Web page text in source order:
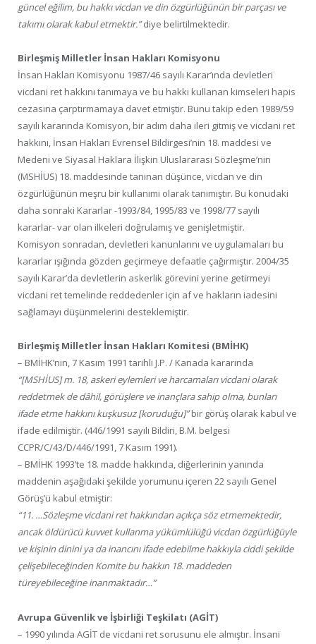
güncel eğilim, bu hakkı vicdan ve din özgürlüğünün bir parçası ve
takımı olarak kabul etmektir.”diye belirtilmektedir.
Birleşmiş Milletler İnsan Hakları Komisyonu
İnsan Hakları Komisyonu 1987/46 sayılı Karar’ında devletleri
vicdani ret hakkını tanımaya ve bu hakkı kullanan kimseleri hapis
cezasına çarptırmamaya davet etmiştir. Bunu takip eden 1989/59
sayılı kararında Komisyon, bir adım daha ileri gitmiş ve vicdani ret
hakkını, İnsan Hakları Evrensel Bildirgesi’nin 18. maddesi ve
Medeni ve Siyasal Haklara İlişkin Uluslararası Sözleşme’nin
(MSHİUS) 18. maddesinde tanınan düşünce, vicdan ve din
özgürlüğünün meşru bir kullanımı olarak tanımıştır. Bu konudaki
daha sonraki Kararlar -1993/84, 1995/83 ve 1998/77 sayılı
kararlar- var olan ilkeleri doğrulamış ve genişletmiştir.
Komisyon sonradan, devletleri kanunlarını ve uygulamaları bu
kararlar ışığında gözden geçirmeye defaatle çağırmıştır. 2004/35
sayılı Karar’da devletlerin askerlik görevini yerine getirmeyi
vicdani ret temelinde reddedenler için af ve hakların iadesini
sağlamayı düşünmelerini desteklemiştir.
Birleşmiş Milletler İnsan Hakları Komitesi (BMİHK)
– BMİHK’nın, 7 Kasım 1991 tarihli J.P. / Kanada kararında
“[MSHİUS] m. 18, askeri eylemleri ve harcamaları vicdani olarak
reddetmek de dâhil, görüşlere ve inançlara sahip olma, bunları
ifade etme hakkını kuşkusuz [koruduğu]”bir görüş olarak kabul ve
ifade edilmiştir. (446/1991 sayılı Bildiri, B.M. belgesi
CCPR/C/43/D/446/1991, 7 Kasım 1991).
– BMİHK 1993’te 18. madde hakkında, diğerlerinin yanında
maddenin aşağıdaki şekilde yorumunu içeren 22 sayılı Genel
Görüş’ü kabul etmiştir:
“11. …Sözleşme vicdani ret hakkından açıkça söz etmemektedir,
ancak öldürücü kuvvet kullanma yükümlülüğü vicdan özgürlüğüyle
ve kişinin dinini ya da inancını ifade edebilme hakkıyla ciddi şekilde
çelişebileceğinden Komite bu hakkın 18. maddeden
türeyebileceğine inanmaktadır…”
Avrupa Güvenlik ve İşbirliği Teşkilatı (AGİT)
– 1990 yılında AGİT de vicdani ret sorusunu ele almıştır. İnsani